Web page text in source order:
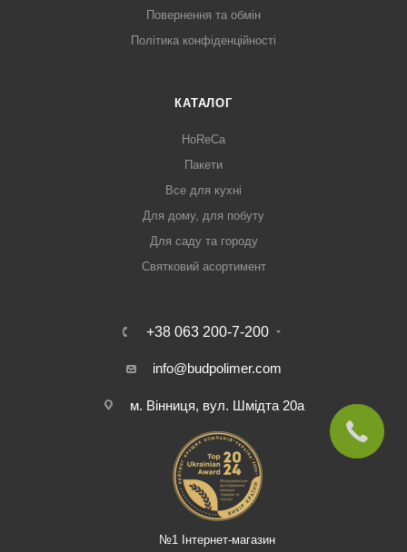
Повернення та обмін
Політика конфіденційності
КАТАЛОГ
HoReCa
Пакети
Все для кухні
Для дому, для побуту
Для саду та городу
Святковий асортимент
+38 063 200-7-200
info@budpolimer.com
м. Вінниця, вул. Шмідта 20а
№1 Інтернет-магазин